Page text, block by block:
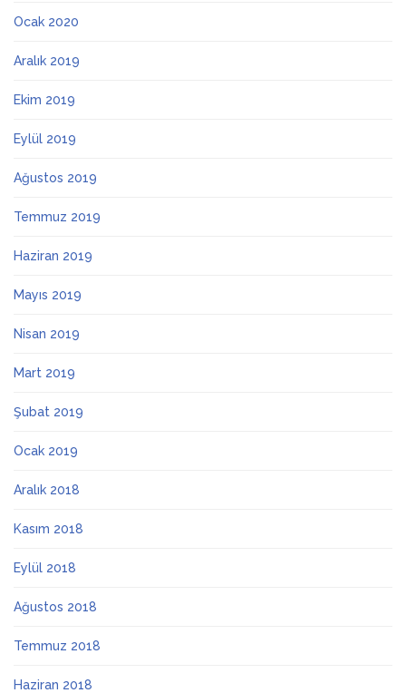
Ocak 2020
Aralık 2019
Ekim 2019
Eylül 2019
Ağustos 2019
Temmuz 2019
Haziran 2019
Mayıs 2019
Nisan 2019
Mart 2019
Şubat 2019
Ocak 2019
Aralık 2018
Kasım 2018
Eylül 2018
Ağustos 2018
Temmuz 2018
Haziran 2018